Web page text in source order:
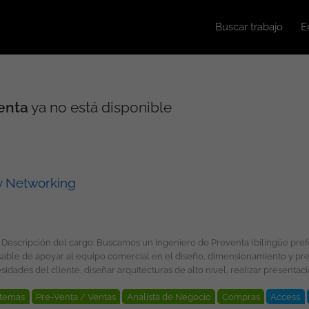
Buscar trabajo
ya no está disponible
Networking
de apoyar al equipo comercial en el diseño, dimensionamiento y
Pre-Venta / Ventas Analista de Negocio Compras Access